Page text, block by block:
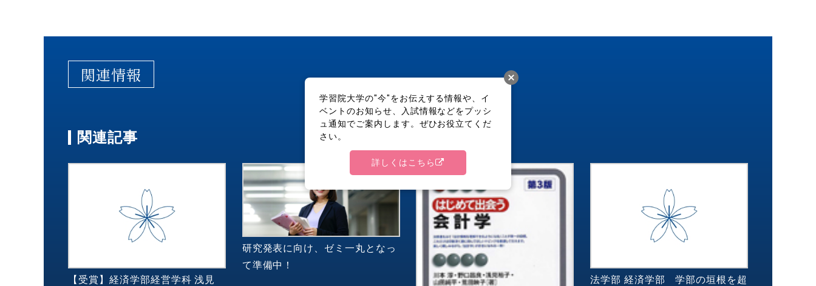
関連情報
関連記事
【受賞】経済学部経営学科 浅見
研究発表に向け、ゼミ一丸となっ
て準備中！
法学部 経済学部 学部の垣根を超
学習院大学の"今"をお伝えする情報や、イ
ベントのお知らせ、入試情報などをプッシ
ュ通知でご案内します。ぜひお役立てくだ
さい。
詳しくはこちら